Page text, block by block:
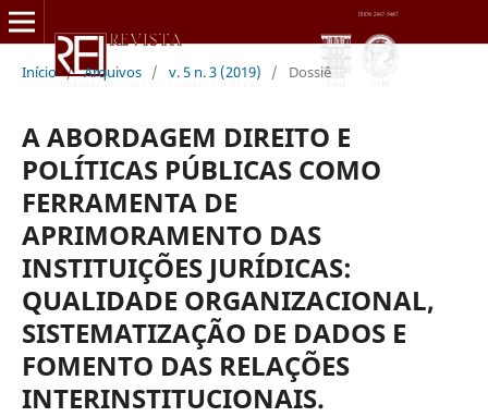
Início / Arquivos / v. 5 n. 3 (2019) / Dossiê
A ABORDAGEM DIREITO E
POLÍTICAS PÚBLICAS COMO
FERRAMENTA DE
APRIMORAMENTO DAS
INSTITUIÇÕES JURÍDICAS:
QUALIDADE ORGANIZACIONAL,
SISTEMATIZAÇÃO DE DADOS E
FOMENTO DAS RELAÇÕES
INTERINSTITUCIONAIS.